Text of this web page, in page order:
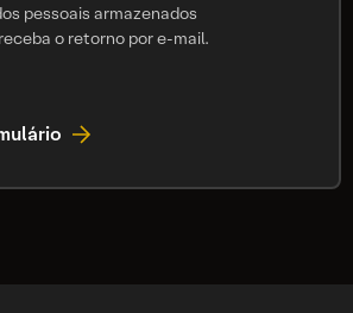
pessoais armazenados
o retorno por e-mail.